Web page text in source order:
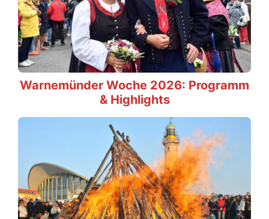
Warnemünder Woche 2026: Programm
& Highlights